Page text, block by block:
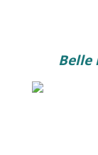
Belle